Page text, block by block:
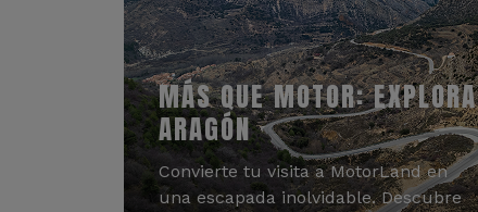
MÁS QUE MOTOR: EXPLORA
ARAGÓN
Convierte tu visita a MotorLand en
una escapada inolvidable. Descubre